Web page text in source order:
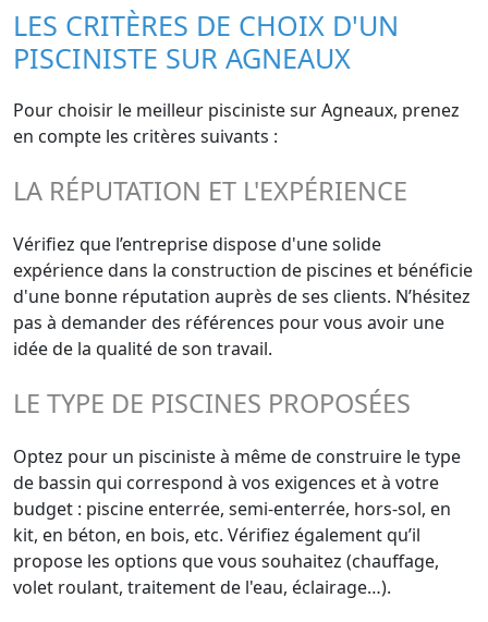
LES CRITÈRES DE CHOIX D'UN
PISCINISTE SUR AGNEAUX
Pour choisir le meilleur pisciniste sur Agneaux, prenez
en compte les critères suivants :
LA RÉPUTATION ET L'EXPÉRIENCE
Vérifiez que l’entreprise dispose d'une solide
expérience dans la construction de piscines et bénéficie
d'une bonne réputation auprès de ses clients. N’hésitez
pas à demander des références pour vous avoir une
idée de la qualité de son travail.
LE TYPE DE PISCINES PROPOSÉES
Optez pour un pisciniste à même de construire le type
de bassin qui correspond à vos exigences et à votre
budget : piscine enterrée, semi-enterrée, hors-sol, en
kit, en béton, en bois, etc. Vérifiez également qu’il
propose les options que vous souhaitez (chauffage,
volet roulant, traitement de l'eau, éclairage…).